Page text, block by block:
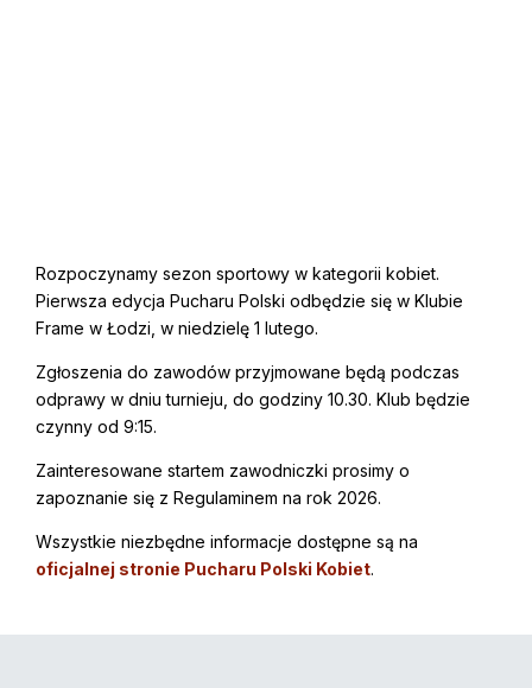
Rozpoczynamy sezon sportowy w kategorii kobiet.
Pierwsza edycja Pucharu Polski odbędzie się w Klubie
Frame w Łodzi, w niedzielę 1 lutego.
Zgłoszenia do zawodów przyjmowane będą podczas
odprawy w dniu turnieju, do godziny 10.30. Klub będzie
czynny od 9:15.
Zainteresowane startem zawodniczki prosimy o
zapoznanie się z Regulaminem na rok 2026.
Wszystkie niezbędne informacje dostępne są na
oficjalnej stronie Pucharu Polski Kobiet.